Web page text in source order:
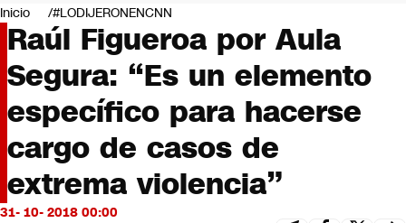
Negocios
Deportes
Programas completos
Cultura
Servicios
Bits
CNN Data
CNN tiempo
Futuro 360
Opinión
Inicio #LODIJERONENCNN
Raúl Figueroa por Aula
Segura: “Es un elemento
específico para hacerse
cargo de casos de
extrema violencia”
31- 10- 2018 00:00